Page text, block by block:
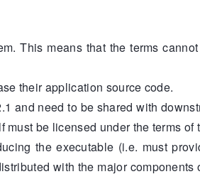
This means that the terms
their application source code.
and need to be shared with
be licensed under the terms of
the executable (i.e. must
with the major components